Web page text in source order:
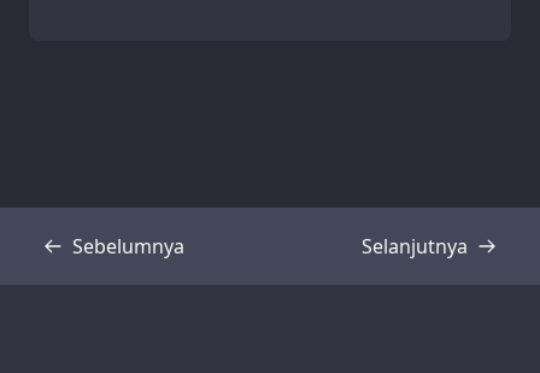
Sebelumnya
Transkrip Selanjutnya
Transkrip